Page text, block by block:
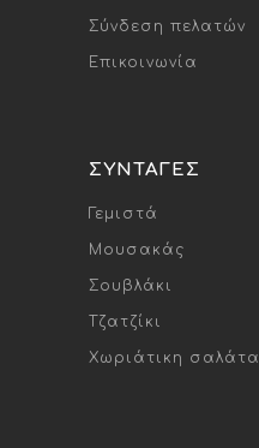
Σύνδεση πελατών
Επικοινωνία
ΣΥΝΤΑΓΈΣ
Γεμιστά
Μουσακάς
Σουβλάκι
Τζατζίκι
Χωριάτικη σαλάτα